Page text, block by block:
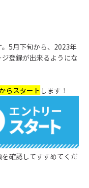
5月下旬から、2023年
登録が出来るようにな
らスタート します！
確認してすすめてくだ